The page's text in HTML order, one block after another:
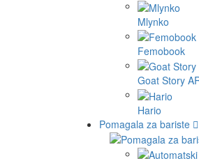
Mlynko
Femobook
Goat Story
Hario
Pomagala za bariste